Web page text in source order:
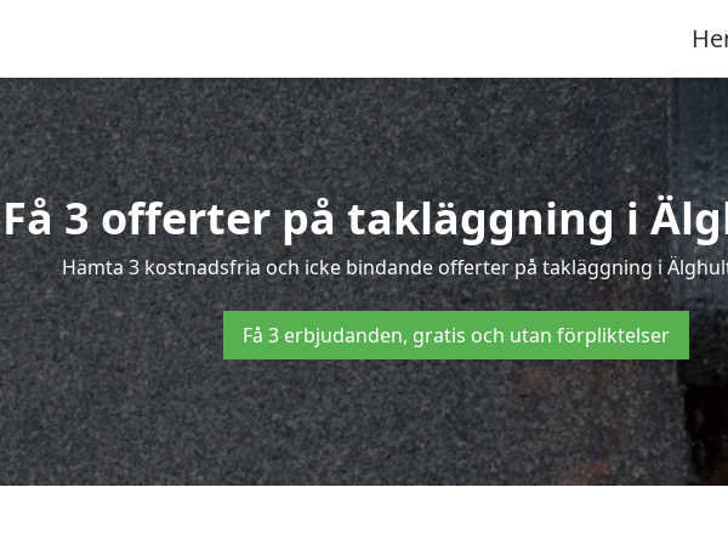
Få 3 offerter på takläggning i
Hämta 3 kostnadsfria och icke bindande offerter på takläggning i
Få 3 erbjudanden, gratis och utan förpliktelser